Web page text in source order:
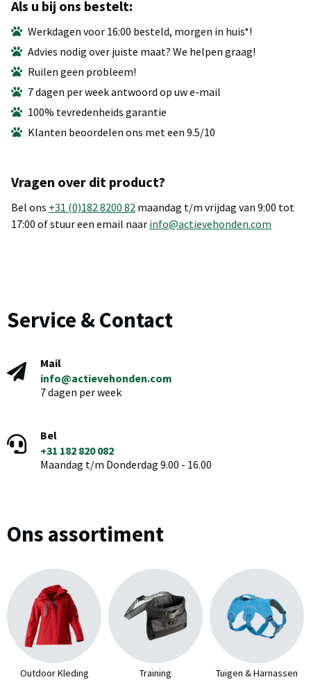
Als u bij ons bestelt:
Werkdagen voor 16:00 besteld, morgen in huis*!
Advies nodig over juiste maat? We helpen graag!
Ruilen geen probleem!
7 dagen per week antwoord op uw e-mail
100% tevredenheids garantie
Klanten beoordelen ons met een 9.5/10
Vragen over dit product?
Bel ons +31 (0)182 8200 82 maandag t/m vrijdag van 9:00 tot
17:00 of stuur een email naar info@actievehonden.com
Service & Contact
Mail
info@actievehonden.com
7 dagen per week
Bel
+31 182 820 082
Maandag t/m Donderdag 9.00 - 16.00
Ons assortiment
Outdoor Kleding Training Tuigen & Harnassen